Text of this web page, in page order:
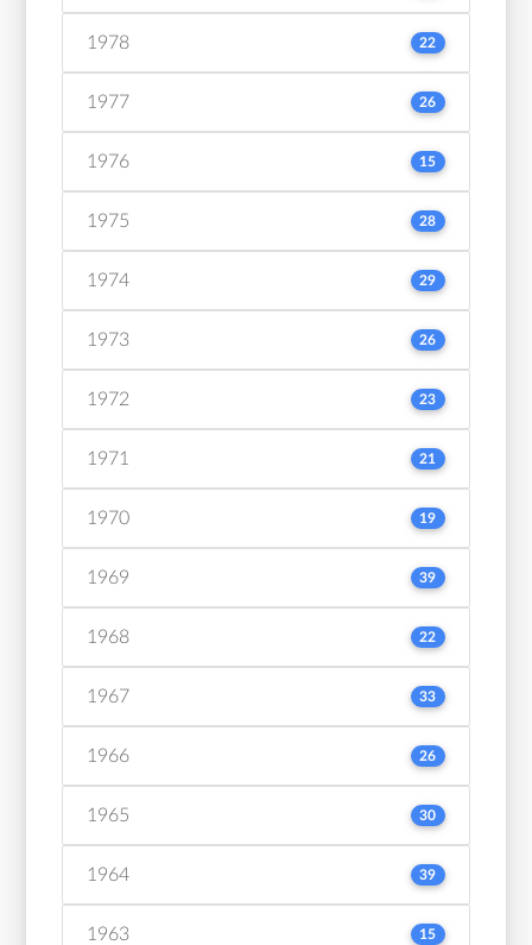
1978 22
1977 26
1976 15
1975 28
1974 29
1973 26
1972 23
1971 21
1970 19
1969 39
1968 22
1967 33
1966 26
1965 30
1964 39
1963 15